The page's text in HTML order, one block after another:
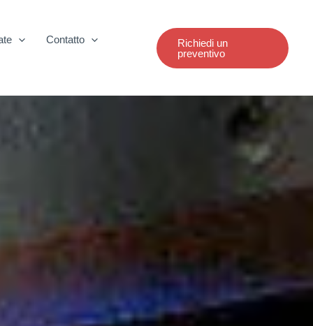
Contatto
Richiedi un
preventivo